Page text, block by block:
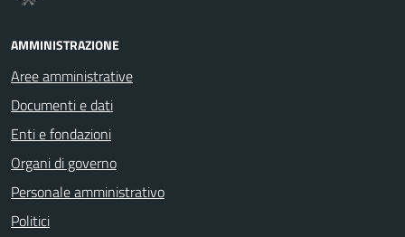
AMMINISTRAZIONE
Aree amministrative
Documenti e dati
Enti e fondazioni
Organi di governo
Personale amministrativo
Politici